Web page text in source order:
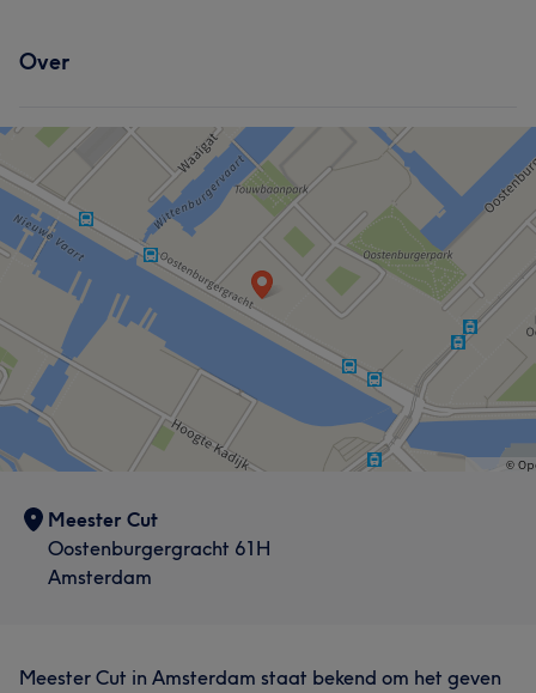
Over
Meester Cut
Oostenburgergracht 61H
Amsterdam
Meester Cut in Amsterdam staat bekend om het geven